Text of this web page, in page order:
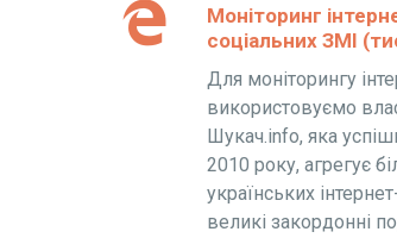
Моніторинг
соціальних ЗМІ
Для моніторингу
використовуємо
Шукач.info, яка
2010 року, агрегує
українських
великі закордонні